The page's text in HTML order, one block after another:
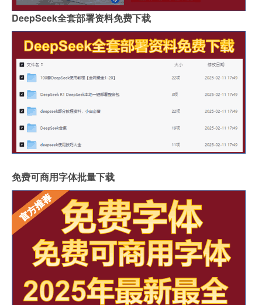
DeepSeek全套部署资料免费下载
免费可商用字体批量下载